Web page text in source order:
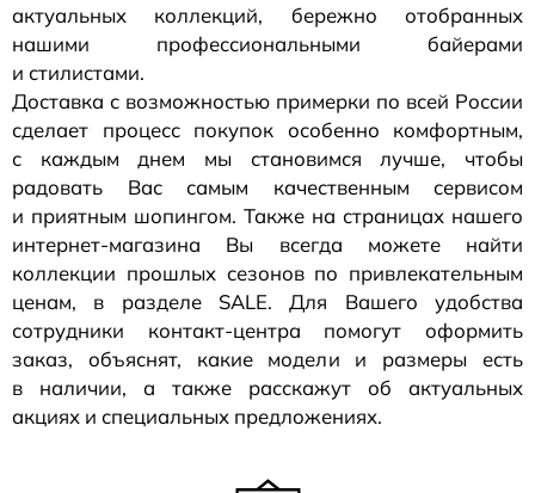
актуальных коллекций, бережно отобранных
нашими профессиональными байерами
и стилистами.
Доставка с возможностью примерки по всей России
сделает процесс покупок особенно комфортным,
с каждым днем мы становимся лучше, чтобы
радовать Вас самым качественным сервисом
и приятным шопингом. Также на страницах нашего
интернет-магазина Вы всегда можете найти
коллекции прошлых сезонов по привлекательным
ценам, в разделе SALE. Для Вашего удобства
сотрудники контакт-центра помогут оформить
заказ, объяснят, какие модели и размеры есть
в наличии, а также расскажут об актуальных
акциях и специальных предложениях.